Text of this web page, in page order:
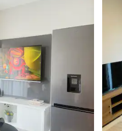
de 9 commentaires : 4,78